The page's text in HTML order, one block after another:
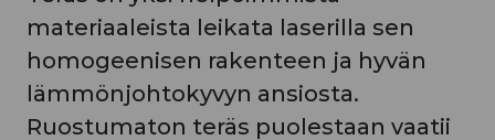
materiaaleista leikata laserilla sen
homogeenisen rakenteen ja hyvän
lämmönjohtokyvyn ansiosta.
Ruostumaton teräs puolestaan vaatii